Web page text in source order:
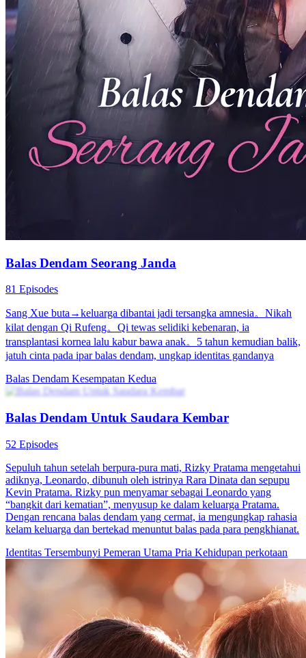
Balas Dendam untuk Ibu
35 Episodes
Demi balas dendam atas kematian ibunya, Ayu Ramadhani ubah
Pemeran Utama Wanita KuatRomansaPertumbuhan Wanita